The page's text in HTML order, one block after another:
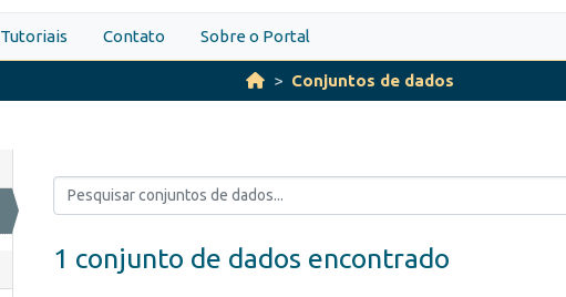
Tutoriais Contato Sobre o Portal
Conjuntos de dados
1 conjunto de dados encontrado